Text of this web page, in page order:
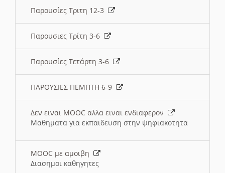
Παρουσίες Τριτη 12-3
Παρουσιες Τρίτη 3-6
Παρουσίες Τετάρτη 3-6
ΠΑΡΟΥΣΙΕΣ ΠΕΜΠΤΗ 6-9
Δεν ειναι MOOC αλλα ειναι ενδιαφερον
Μαθηματα για εκπαιδευση στην ψηφιακοτητα
MOOC με αμοιβη
Διασημοι καθηγητες